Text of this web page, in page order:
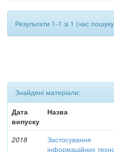
Результати 1-1 зі 1 (час
Знайдені матеріали:
Дата
випуску
Назва
2018
Застосування
інформаційних